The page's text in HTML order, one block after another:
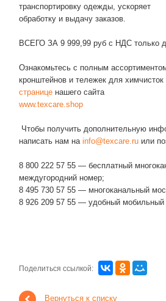
транспортировку одежды, ускоряет
обработку и выдачу заказов.
ВСЕГО ЗА 9 999,99 руб с НДС только
Ознакомьтесь с полным
кронштейнов и тележек для химчисток
странице нашего сайта
www.texcare.shop
Чтобы получить дополнительную
написать нам на info@texcare.ru или
8 800 222 57 55 — бесплатный
междугородний номер;
8 495 730 57 55 — многоканальный
8 926 209 57 55 — удобный мобильный
Поделиться ссылкой:
Вернуться к списку